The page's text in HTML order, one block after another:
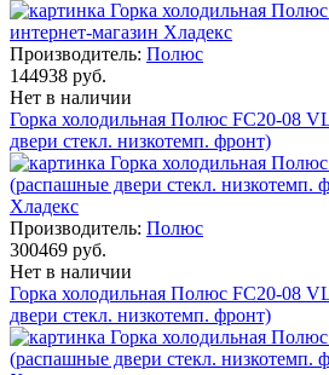
Производитель: Полюс
144938 руб.
Нет в наличии
Горка холодильная Полюс FC20-08
двери стекл. низкотемп. фронт)
Производитель: Полюс
300469 руб.
Нет в наличии
Горка холодильная Полюс FC20-08
двери стекл. низкотемп. фронт)